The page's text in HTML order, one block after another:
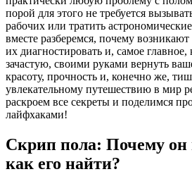
порой для этого не требуется
рабочих или тратить
вместе разберемся, почему
их диагностировать и, самое
зачастую, своими руками вернуть
красоту, прочность и, конечно же,
увлекательному путешествию в мир
раскроем все секреты и поделимся
лайфхаками!
Скрип пола: Почему он
как его найти?